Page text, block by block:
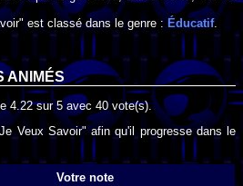
est classé dans le genre :Éducatif.
ANIMÉS
4.22sur5avec 40vote(s).
Veux Savoir" afin qu'il progresse dans le
Votre note